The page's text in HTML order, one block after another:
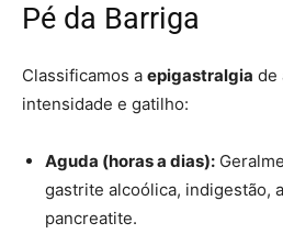
Pé da Barriga
Classificamos a epigastralgia de
intensidade e gatilho:
Aguda (horas a dias):
gastrite alcoólica, indigestão,
pancreatite.